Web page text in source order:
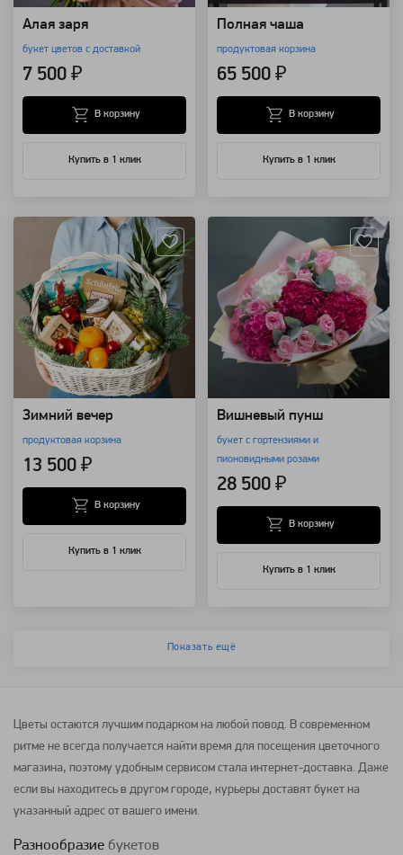
Алая заря
букет цветов с доставкой
7 500 ₽
Купить в 1 клик
В корзину
Полная чаша
продуктовая корзина
65 500 ₽
Купить в 1 клик
В корзину
Зимний вечер
продуктовая корзина
13 500 ₽
Купить в 1 клик
В корзину
Вишневый пунш
букет с гортензиями и
пионовидными розами
28 500 ₽
Купить в 1 клик
В корзину
Показать ещё
Цветы остаются лучшим подарком на любой повод. В современном
ритме не всегда получается найти время для посещения цветочного
магазина, поэтому удобным сервисом стала интернет-доставка. Даже
если вы находитесь в другом городе, курьеры доставят букет на
указанный адрес от вашего имени.
Разнообразие букетов